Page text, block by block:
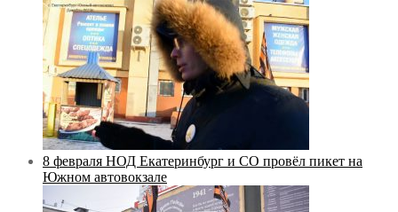
8 февраля НОД Екатеринбург и СО провёл пикет на
Южном автовокзале